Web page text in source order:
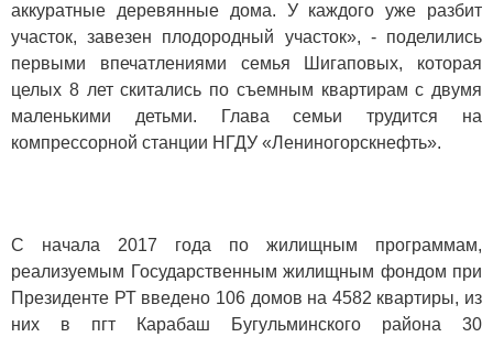
аккуратные деревянные дома. У каждого уже разбит
участок, завезен плодородный участок», - поделились
первыми впечатлениями семья Шигаповых, которая
целых 8 лет скитались по съемным квартирам с двумя
маленькими детьми. Глава семьи трудится на
компрессорной станции НГДУ «Лениногорскнефть».
С начала 2017 года по жилищным программам,
реализуемым Государственным жилищным фондом при
Президенте РТ введено 106 домов на 4582 квартиры, из
них в пгт Карабаш Бугульминского района 30